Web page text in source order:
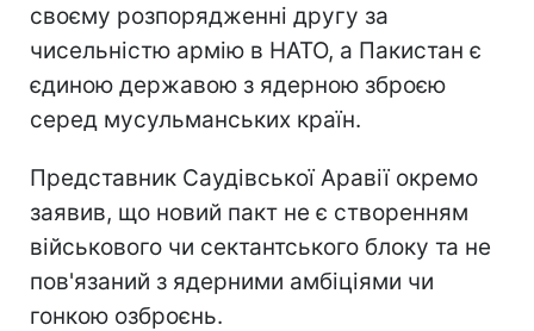
своєму розпорядженні другу за
чисельністю армію в НАТО, а Пакистан є
єдиною державою з ядерною зброєю
серед мусульманських країн.
Представник Саудівської Аравії окремо
заявив, що новий пакт не є створенням
військового чи сектантського блоку та не
пов'язаний з ядерними амбіціями чи
гонкою озброєнь.